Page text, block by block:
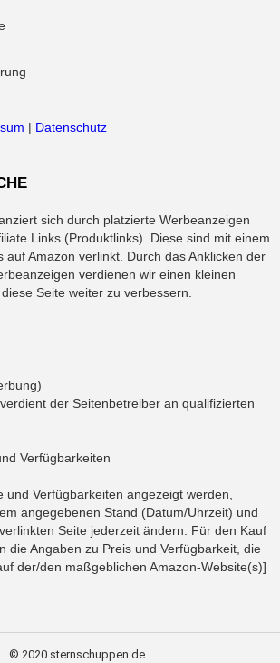
| Datenschutz
sich durch platzierte Werbeanzeigen
Links (Produktlinks). Diese sind mit einem
auf Amazon verlinkt. Durch das Anklicken der
verdienen wir einen kleinen
Seite weiter zu verbessern.
der Seitenbetreiber an qualifizierten
Verfügbarkeiten
und Verfügbarkeiten angezeigt werden,
angegebenen Stand (Datum/Uhrzeit) und
Seite jederzeit ändern. Für den Kauf
die Angaben zu Preis und Verfügbarkeit, die
der/den maßgeblichen Amazon-Website(s)]
© 2020 sternschuppen.de